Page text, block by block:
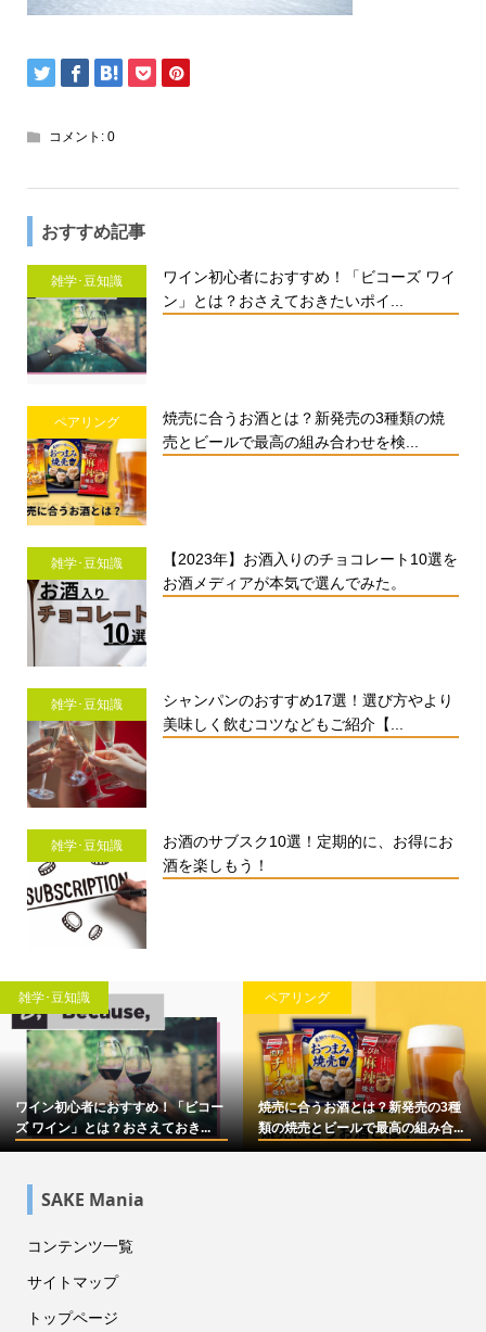
コメント: 0
おすすめ記事
雑学･豆知識
ワイン初心者におすすめ！「ビコーズ ワイ
ン」とは？おさえておきたいポイ...
ペアリング
焼売に合うお酒とは？新発売の3種類の焼
売とビールで最高の組み合わせを検...
雑学･豆知識
【2023年】お酒入りのチョコレート10選を
お酒メディアが本気で選んでみた。
雑学･豆知識
シャンパンのおすすめ17選！選び方やより
美味しく飲むコツなどもご紹介【...
雑学･豆知識
お酒のサブスク10選！定期的に、お得にお
酒を楽しもう！
雑学･豆知識
ワイン初心者におすすめ！「ビコー
ズ ワイン」とは？おさえておき...
ペアリング
焼売に合うお酒とは？新発売の3種
類の焼売とビールで最高の組み合...
SAKE Mania
コンテンツ一覧
サイトマップ
トップページ